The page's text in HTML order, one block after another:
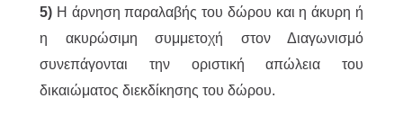
5) Η άρνηση παραλαβής του δώρου και η άκυρη ή
η ακυρώσιμη συμμετοχή στον Διαγωνισμό
συνεπάγονται την οριστική απώλεια του
δικαιώματος διεκδίκησης του δώρου.